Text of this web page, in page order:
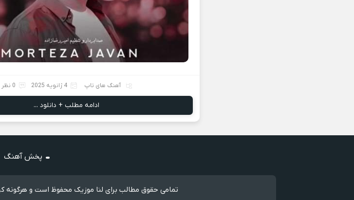
آهنگ های تاپ 4 ژانویه 2025 0 نظر
ادامه مطلب + دانلود ...
پخش آهنگ
تمامی حقوق مطالب برای لنا موزیک محفوظ است و هرگونه